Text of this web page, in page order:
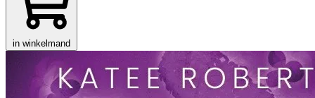
in winkelmand